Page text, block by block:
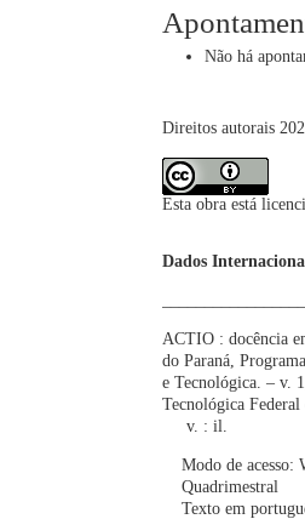
Não há
Direitos autorais
Esta obra está
Dados
ACTIO : docência
do Paraná,
e Tecnológica. – v.
Tecnológica
v. : il.
Modo de acesso:
Quadrimestral
Texto em